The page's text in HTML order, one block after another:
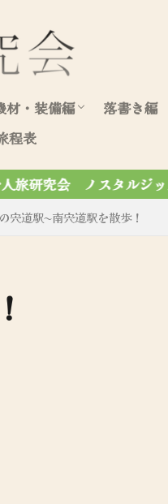
材・装備編
飾記録
落書き編
程表
集」がマール社から
宍道駅〜南宍道駅を散歩！